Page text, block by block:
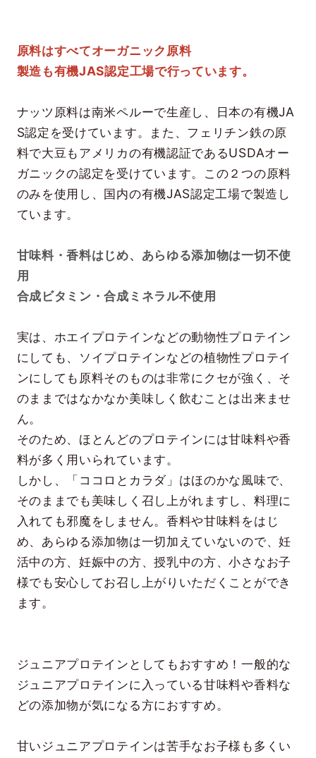
原料はすべてオーガニック原料
製造も有機JAS認定工場で行っています。
ナッツ原料は南米ペルーで生産し、日本の有機JA
S認定を受けています。また、フェリチン鉄の原
料で大豆もアメリカの有機認証であるUSDAオー
ガニックの認定を受けています。この２つの原料
のみを使用し、国内の有機JAS認定工場で製造し
ています。
甘味料・香料はじめ、あらゆる添加物は一切不使
用
合成ビタミン・合成ミネラル不使用
実は、ホエイプロテインなどの動物性プロテイン
にしても、ソイプロテインなどの植物性プロテイ
ンにしても原料そのものは非常にクセが強く、そ
のままではなかなか美味しく飲むことは出来ませ
ん。
そのため、ほとんどのプロテインには甘味料や香
料が多く用いられています。
しかし、「ココロとカラダ」はほのかな風味で、
そのままでも美味しく召し上がれますし、料理に
入れても邪魔をしません。香料や甘味料をはじ
め、あらゆる添加物は一切加えていないので、妊
活中の方、妊娠中の方、授乳中の方、小さなお子
様でも安心してお召し上がりいただくことができ
ます。
ジュニアプロテインとしてもおすすめ！一般的な
ジュニアプロテインに入っている甘味料や香料な
どの添加物が気になる方におすすめ。
甘いジュニアプロテインは苦手なお子様も多くい